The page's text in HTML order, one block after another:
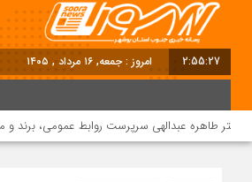
2:55:27 امروز : جمعه, ۱۶ مرداد , ۱۴۰۵
طاهره عبدالهی سرپرست روابط عمومی، برند و